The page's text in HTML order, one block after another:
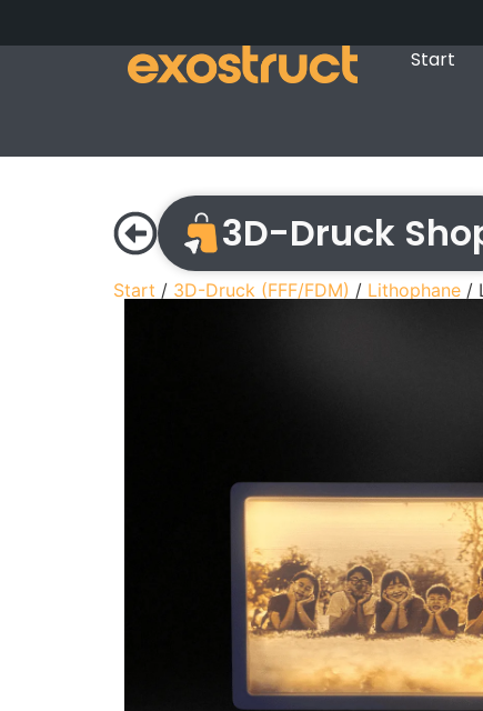
Start
3D-Druck
Start / 3D-Druck (FFF/FDM) / Lithophane /